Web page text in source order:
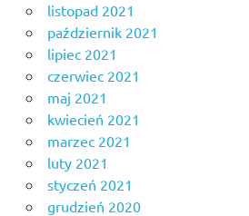
listopad 2021
październik 2021
lipiec 2021
czerwiec 2021
maj 2021
kwiecień 2021
marzec 2021
luty 2021
styczeń 2021
grudzień 2020